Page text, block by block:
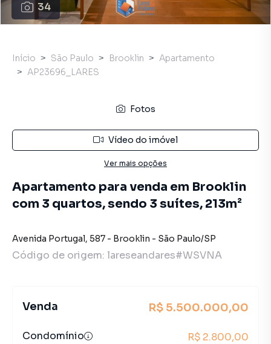
34
Início São Paulo Brooklin
Apartamento
AP23696_LARES
Fotos
Vídeo do imóvel
Ver mais opções
Apartamento para venda em Brooklin
com 3 quartos, sendo 3 suítes, 213m²
Avenida Portugal, 587 - Brooklin - São Paulo/SP
Código de origem: lareseandares#WSVNA
Venda R$ 5.500.000,00
Condomínio
R$ 2.800,00